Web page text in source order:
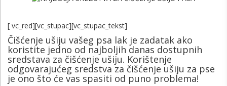
[ vc_red][vc_stupac][vc_stupac_tekst]
Čišćenje ušiju vašeg psa lak je zadatak ako
koristite jedno od najboljih danas dostupnih
sredstava za čišćenje ušiju. Korištenje
odgovarajućeg sredstva za čišćenje ušiju za pse
je ono što će vas spasiti od puno problema!